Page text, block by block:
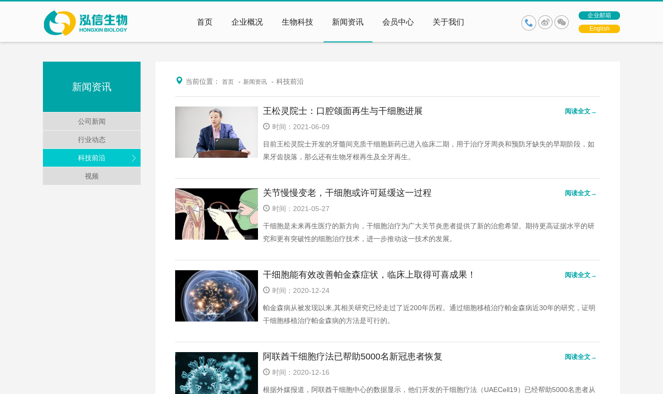
首页 企业概况 生物科技 新闻资讯 会员中心 关于我们
企业邮箱
English
新闻资讯
公司新闻
行业动态
科技前沿
视频
当前位置： 首页 新闻资讯 科技前沿
王松灵院士：口腔颌面再生与干细胞进展 阅读全文→
时间：2021-06-09
目前王松灵院士开发的牙髓间充质干细胞新药已进入临床二期，用于治疗牙周炎和预防牙缺失的早期阶段，如
果牙齿脱落，那么还有生物牙根再生及全牙再生。
关节慢慢变老，干细胞或许可延缓这一过程 阅读全文→
时间：2021-05-27
干细胞是未来再生医疗的新方向，干细胞治疗为广大关节炎患者提供了新的治愈希望。期待更高证据水平的研
究和更有突破性的细胞治疗技术，进一步推动这一技术的发展。
干细胞能有效改善帕金森症状，临床上取得可喜成果！ 阅读全文→
时间：2020-12-24
帕金森病从被发现以来,其相关研究已经走过了近200年历程。通过细胞移植治疗帕金森病近30年的研究，证明
干细胞移植治疗帕金森病的方法是可行的。
阿联酋干细胞疗法已帮助5000名新冠患者恢复 阅读全文→
时间：2020-12-16
根据外媒报道，阿联酋干细胞中心的数据显示，他们开发的干细胞疗法（UAECell19）已经帮助5000名患者从